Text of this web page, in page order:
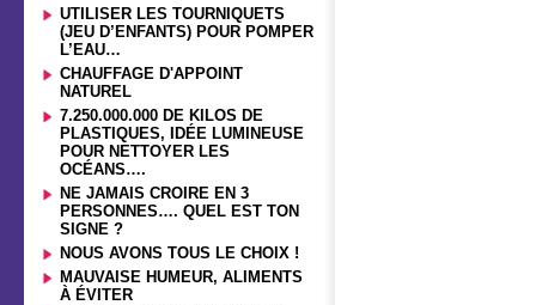
UTILISER LES TOURNIQUETS
(JEU D’ENFANTS) POUR POMPER
L’EAU…
CHAUFFAGE D'APPOINT
NATUREL
7.250.000.000 DE KILOS DE
PLASTIQUES, IDÉE LUMINEUSE
POUR NETTOYER LES
OCÉANS….
NE JAMAIS CROIRE EN 3
PERSONNES…. QUEL EST TON
SIGNE ?
NOUS AVONS TOUS LE CHOIX !
MAUVAISE HUMEUR, ALIMENTS
À ÉVITER